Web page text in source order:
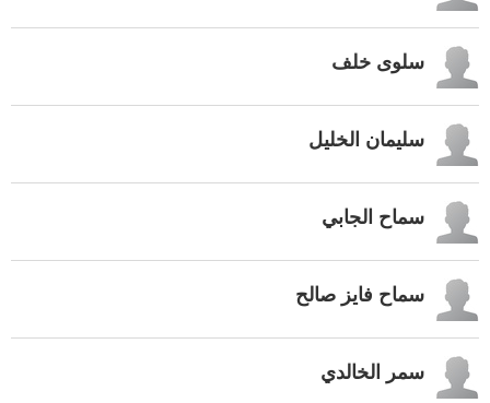
سلوى خلف
سليمان الخليل
سماح الجابي
سماح فايز صالح
سمر الخالدي